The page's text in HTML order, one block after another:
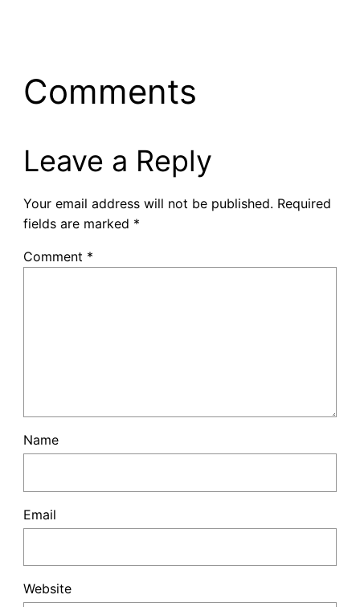
Comments
Leave a Reply
Your email address will not be published. Required
fields are marked *
Comment *
Name
Email
Website